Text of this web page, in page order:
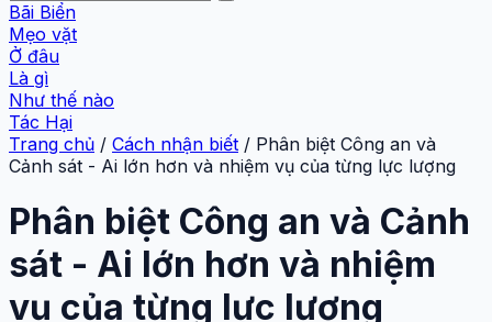
Bãi Biển
Mẹo vặt
Ở đâu
Là gì
Như thế nào
Tác Hại
Trang chủ / Cách nhận biết / Phân biệt Công an và
Cảnh sát - Ai lớn hơn và nhiệm vụ của từng lực lượng
Phân biệt Công an và Cảnh
sát - Ai lớn hơn và nhiệm
vụ của từng lực lượng